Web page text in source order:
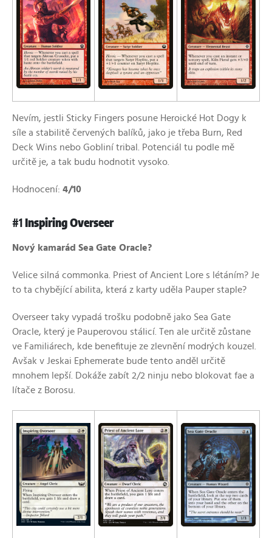
Nevím, jestli Sticky Fingers posune Heroické Hot Dogy k
síle a stabilitě červených balíků, jako je třeba Burn, Red
Deck Wins nebo Gobliní tribal. Potenciál tu podle mě
určitě je, a tak budu hodnotit vysoko.
Hodnocení: 4/10
#1 Inspiring Overseer
Nový kamarád Sea Gate Oracle?
Velice silná commonka. Priest of Ancient Lore s létáním? Je
to ta chybějící abilita, která z karty uděla Pauper staple?
Overseer taky vypadá trošku podobně jako Sea Gate
Oracle, který je Pauperovou stálicí. Ten ale určitě zůstane
ve Familiárech, kde benefituje ze zlevnění modrých kouzel.
Avšak v Jeskai Ephemerate bude tento anděl určitě
mnohem lepší. Dokáže zabít 2/2 ninju nebo blokovat fae a
lítače z Borosu.